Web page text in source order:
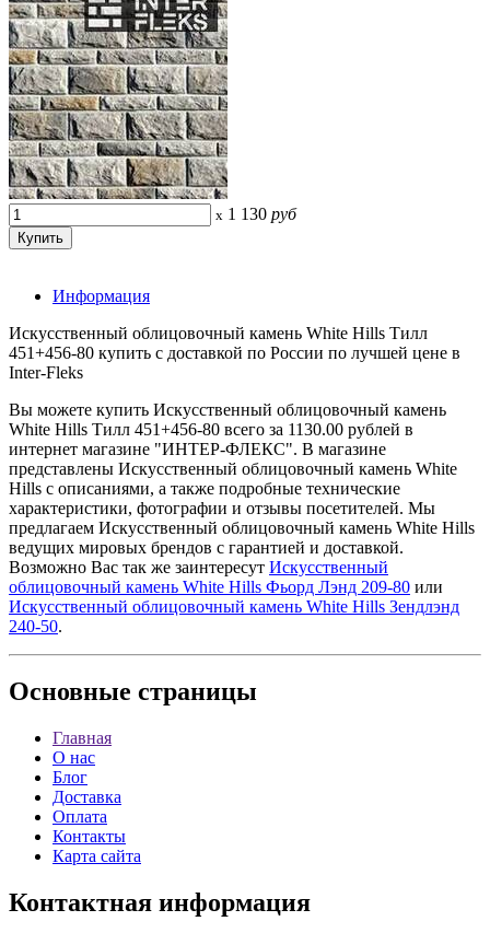
x 1 130 руб
Информация
Искусственный облицовочный камень White Hills Тилл
451+456-80 купить с доставкой по России по лучшей цене в
Inter-Fleks
Вы можете купить Искусственный облицовочный камень
White Hills Тилл 451+456-80 всего за 1130.00 рублей в
интернет магазине "ИНТЕР-ФЛЕКС". В магазине
представлены Искусственный облицовочный камень White
Hills с описаниями, а также подробные технические
характеристики, фотографии и отзывы посетителей. Мы
предлагаем Искусственный облицовочный камень White Hills
ведущих мировых брендов с гарантией и доставкой.
Возможно Вас так же заинтересут Искусственный
облицовочный камень White Hills Фьорд Лэнд 209-80 или
Искусственный облицовочный камень White Hills Зендлэнд
240-50.
Основные страницы
Главная
О нас
Блог
Доставка
Оплата
Контакты
Карта сайта
Контактная информация